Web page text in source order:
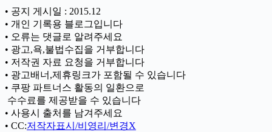
• 공지 게시일 : 2015.12
• 개인 기록용 블로그입니다
• 오류는 댓글로 알려주세요
• 광고,욕,불법수집을 거부합니다
• 저작권 자료 요청을 거부합니다
• 광고배너,제휴링크가 포함될 수 있습니다
• 쿠팡 파트너스 활동의 일환으로
ㅤ 수수료를 제공받을 수 있습니다
• 사용시 출처를 남겨주세요
• CC:저작자표시/비영리/변경X